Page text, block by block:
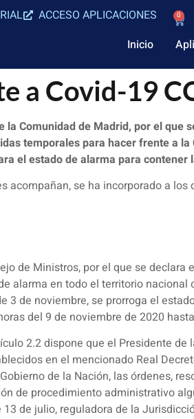
ACCESO APLICACIONES 0
Inicio
a Covid-19
la Comunidad de Madrid, por el
temporales para hacer frente a
el estado de alarma para
acompañan, se ha incorporado a
de Ministros, por el que se
alarma en todo el territorio
3 de noviembre, se prorroga el
del 9 de noviembre de 2020
2.2 dispone que el Presidente
en el mencionado Real
de la Nación, las órdenes,
de procedimiento administrativo
de julio, reguladora de la